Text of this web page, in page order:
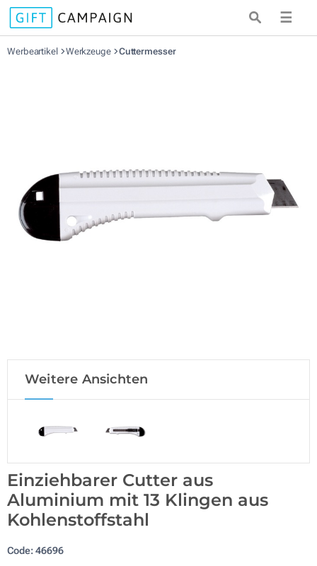
☰
Werbeartikel Werkzeuge Cuttermesser
Weitere Ansichten
Einziehbarer Cutter aus
Aluminium mit 13 Klingen aus
Kohlenstoffstahl
Code:46696